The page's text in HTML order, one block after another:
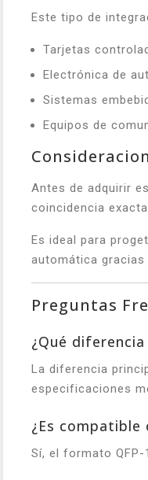
Este tipo de
Tarjetas
Electrónica de
Sistemas
Equipos de
Antes de adquirir
coincidencia
Es ideal para
automática
Preguntas
¿Qué
La diferencia
especificaciones
¿Es
Sí, el formato